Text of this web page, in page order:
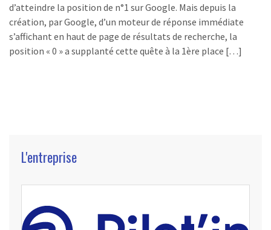
d’atteindre la position de n°1 sur Google. Mais depuis la
création, par Google, d’un moteur de réponse immédiate
s’affichant en haut de page de résultats de recherche, la
position « 0 » a supplanté cette quête à la 1ère place […]
L'entreprise